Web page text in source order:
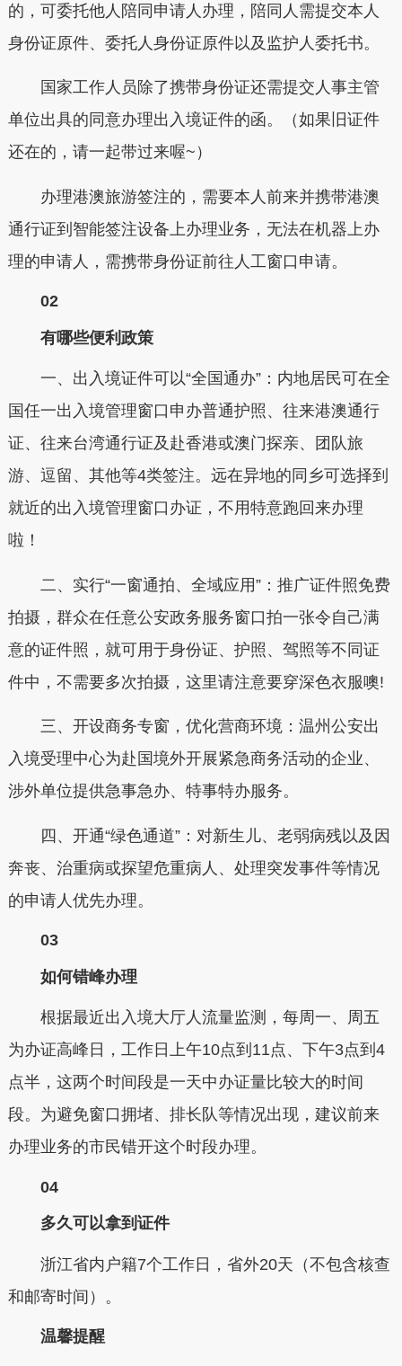
的，可委托他人陪同申请人办理，陪同人需提交本人
身份证原件、委托人身份证原件以及监护人委托书。
国家工作人员除了携带身份证还需提交人事主管
单位出具的同意办理出入境证件的函。（如果旧证件
还在的，请一起带过来喔~）
办理港澳旅游签注的，需要本人前来并携带港澳
通行证到智能签注设备上办理业务，无法在机器上办
理的申请人，需携带身份证前往人工窗口申请。
02
有哪些便利政策
一、出入境证件可以“全国通办”：内地居民可在全
国任一出入境管理窗口申办普通护照、往来港澳通行
证、往来台湾通行证及赴香港或澳门探亲、团队旅
游、逗留、其他等4类签注。远在异地的同乡可选择到
就近的出入境管理窗口办证，不用特意跑回来办理
啦！
二、实行“一窗通拍、全域应用”：推广证件照免费
拍摄，群众在任意公安政务服务窗口拍一张令自己满
意的证件照，就可用于身份证、护照、驾照等不同证
件中，不需要多次拍摄，这里请注意要穿深色衣服噢!
三、开设商务专窗，优化营商环境：温州公安出
入境受理中心为赴国境外开展紧急商务活动的企业、
涉外单位提供急事急办、特事特办服务。
四、开通“绿色通道”：对新生儿、老弱病残以及因
奔丧、治重病或探望危重病人、处理突发事件等情况
的申请人优先办理。
03
如何错峰办理
根据最近出入境大厅人流量监测，每周一、周五
为办证高峰日，工作日上午10点到11点、下午3点到4
点半，这两个时间段是一天中办证量比较大的时间
段。为避免窗口拥堵、排长队等情况出现，建议前来
办理业务的市民错开这个时段办理。
04
多久可以拿到证件
浙江省内户籍7个工作日，省外20天（不包含核查
和邮寄时间）。
温馨提醒